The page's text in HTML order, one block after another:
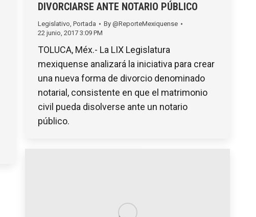
DIVORCIARSE ANTE NOTARIO PÚBLICO
Legislativo, Portada By @ReporteMexiquense
22 junio, 2017 3:09 PM
TOLUCA, Méx.- La LIX Legislatura
mexiquense analizará la iniciativa para crear
una nueva forma de divorcio denominado
notarial, consistente en que el matrimonio
civil pueda disolverse ante un notario
público.